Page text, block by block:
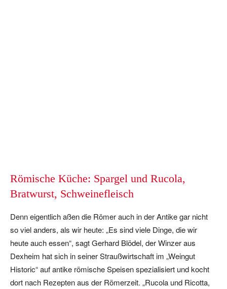
Römische Küche: Spargel und Rucola,
Bratwurst, Schweinefleisch
Denn eigentlich aßen die Römer auch in der Antike gar nicht
so viel anders, als wir heute: „Es sind viele Dinge, die wir
heute auch essen“, sagt Gerhard Blödel, der Winzer aus
Dexheim hat sich in seiner Straußwirtschaft im „Weingut
Historic“ auf antike römische Speisen spezialisiert und kocht
dort nach Rezepten aus der Römerzeit. „Rucola und Ricotta,